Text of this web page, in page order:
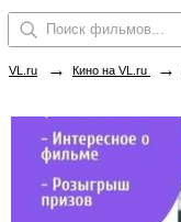
VL.ru → Кино на VL.ru →